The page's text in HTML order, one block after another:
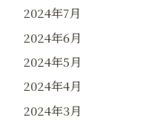
2024年7月
2024年6月
2024年5月
2024年4月
2024年3月